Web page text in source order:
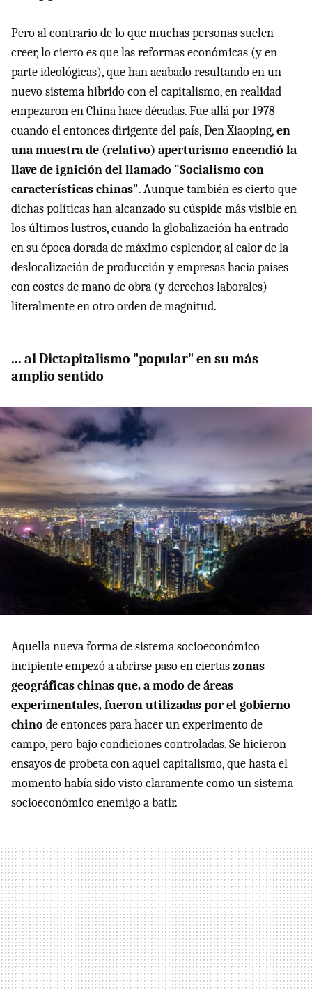
Pero al contrario de lo que muchas personas suelen
creer, lo cierto es que las reformas económicas (y en
parte ideológicas), que han acabado resultando en un
nuevo sistema hibrido con el capitalismo, en realidad
empezaron en China hace décadas. Fue allá por 1978
cuando el entonces dirigente del país, Den Xiaoping,en
una muestra de (relativo) aperturismo encendió la
llave de ignición del llamado "Socialismo con
características chinas". Aunque también es cierto que
dichas políticas han alcanzado su cúspide más visible en
los últimos lustros, cuando la globalización ha entrado
en su época dorada de máximo esplendor, al calor de la
deslocalización de producción y empresas hacia países
con costes de mano de obra (y derechos laborales)
literalmente en otro orden de magnitud.
... al Dictapitalismo "popular" en su más
amplio sentido
Aquella nueva forma de sistema socioeconómico
incipiente empezó a abrirse paso en ciertaszonas
geográficas chinas que, a modo de áreas
experimentales, fueron utilizadas por el gobierno
chino de entonces para hacer un experimento de
campo, pero bajo condiciones controladas. Se hicieron
ensayos de probeta con aquel capitalismo, que hasta el
momento había sido visto claramente como un sistema
socioeconómico enemigo a batir.